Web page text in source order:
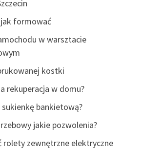
jak formować
w warsztacie
kostki
rekuperacja w domu?
bankietową?
jakie pozwolenia?
rolety zewnętrzne elektryczne